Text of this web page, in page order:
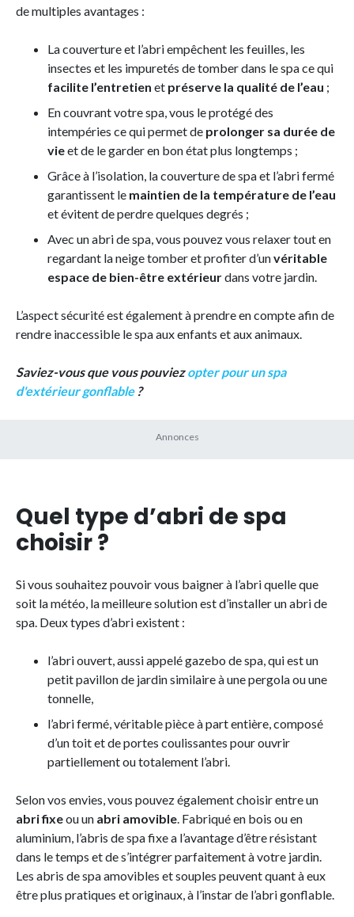
de multiples avantages :
La couverture et l’abri empêchent les feuilles, les
insectes et les impuretés de tomber dans le spa ce qui
facilite l’entretien et préserve la qualité de l’eau ;
En couvrant votre spa, vous le protégé des
intempéries ce qui permet de prolonger sa durée de
vieet de le garder en bon état plus longtemps ;
Grâce à l’isolation, la couverture de spa et l’abri fermé
garantissent le maintien de la température de l’eau
et évitent de perdre quelques degrés ;
Avec un abri de spa, vous pouvez vous relaxer tout en
regardant la neige tomber et profiter d’unvéritable
espace de bien-être extérieurdans votre jardin.
L’aspect sécurité est également à prendre en compte afin de
rendre inaccessible le spa aux enfants et aux animaux.
Saviez-vous que vous pouviezopter pour un spa
d'extérieur gonflable?
Quel type d’abri de spa
choisir ?
Si vous souhaitez pouvoir vous baigner à l’abri quelle que
soit la météo, la meilleure solution est d’installer un abri de
spa. Deux types d’abri existent :
l’abri ouvert, aussi appelé gazebo de spa, qui est un
petit pavillon de jardin similaire à une pergola ou une
tonnelle,
l’abri fermé, véritable pièce à part entière, composé
d’un toit et de portes coulissantes pour ouvrir
partiellement ou totalement l’abri.
Selon vos envies, vous pouvez également choisir entre un
abri fixeou un abri amovible. Fabriqué en bois ou en
aluminium, l’abris de spa fixe a l’avantage d’être résistant
dans le temps et de s’intégrer parfaitement à votre jardin.
Les abris de spa amovibles et souples peuvent quant à eux
être plus pratiques et originaux, à l’instar de l’abri gonflable.